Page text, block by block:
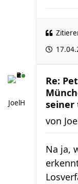
JoelH
Re:
seiner
von
Na ja,